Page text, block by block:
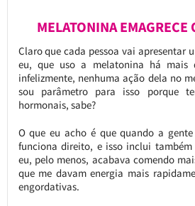
MELATONINA EMAGRECE
Claro que cada pessoa vai apresentar
eu, que uso a melatonina há mais
infelizmente, nenhuma ação dela no
sou parâmetro para isso porque
hormonais, sabe?
O que eu acho é que quando a
funciona direito, e isso inclui
eu, pelo menos, acabava comendo
que me davam energia mais
engordativas.